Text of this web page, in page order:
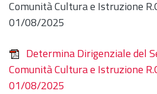
Comunità Cultura e Istruzione
01/08/2025
Determina Dirigenziale del
Comunità Cultura e Istruzione
01/08/2025